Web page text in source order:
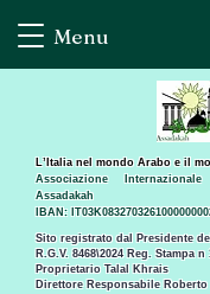
Menu
Sito registrato dal Presidente
R.G.V. 8468\2024 Reg. Stampa n
Proprietario Talal Khrais
Direttore Responsabile
L’Italia nel mondo Arabo e il
Associazione
Assadakah
IBAN: